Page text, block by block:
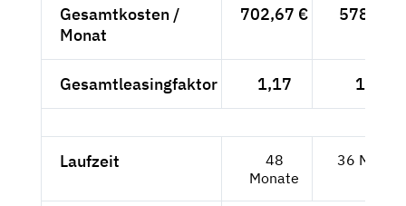
Gesamtkosten /
Monat
702,67 € 578,94 €
Gesamtleasingfaktor 1,17 1,14
Laufzeit
48
Monate
36